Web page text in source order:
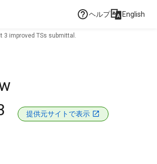
ヘルプ English
3 improved TSs submittal.
提供元サイトで表示